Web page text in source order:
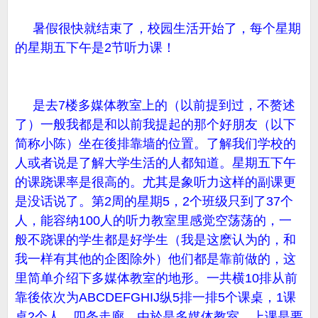
暑假很快就结束了，校园生活开始了，每个星期
的星期五下午是2节听力课！
是去7楼多媒体教室上的（以前提到过，不赘述
了）一般我都是和以前我提起的那个好朋友（以下
简称小陈）坐在後排靠墙的位置。了解我们学校的
人或者说是了解大学生活的人都知道。星期五下午
的课跷课率是很高的。尤其是象听力这样的副课更
是没话说了。第2周的星期5，2个班级只到了37个
人，能容纳100人的听力教室里感觉空荡荡的，一
般不跷课的学生都是好学生（我是这麽认为的，和
我一样有其他的企图除外）他们都是靠前做的，这
里简单介绍下多媒体教室的地形。一共横10排从前
靠後依次为ABCDEFGHIJ纵5排一排5个课桌，1课